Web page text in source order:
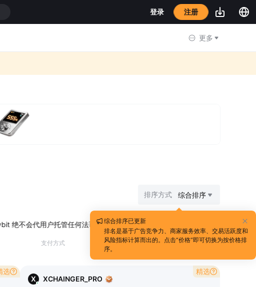
登录 注册
更多
排序方式 综合排序
会代用户托管任何法币或加密货币。请勿从事第三方支付、拆分支付等违规行
支付方式
选
精选
X
XCHAINGER_PRO
综合排序已更新
排名是基于广告竞争力、商家服务效率、交易活跃度和
风险指标计算而出的。点击“价格”即可切换为按价格排
序。